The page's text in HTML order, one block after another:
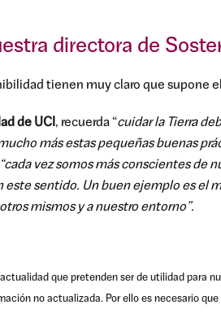
directora de
tienen muy claro que supone
de UCI , recuerda “cuidar la Tierra
más estas pequeñas buenas
vez somos más conscientes de
sentido. Un buen ejemplo es el
mismos y a nuestro entorno”.
que pretenden ser de utilidad para
no actualizada. Por ello es necesario